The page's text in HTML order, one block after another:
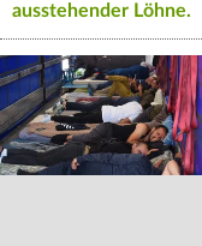
ausstehender Löhne.